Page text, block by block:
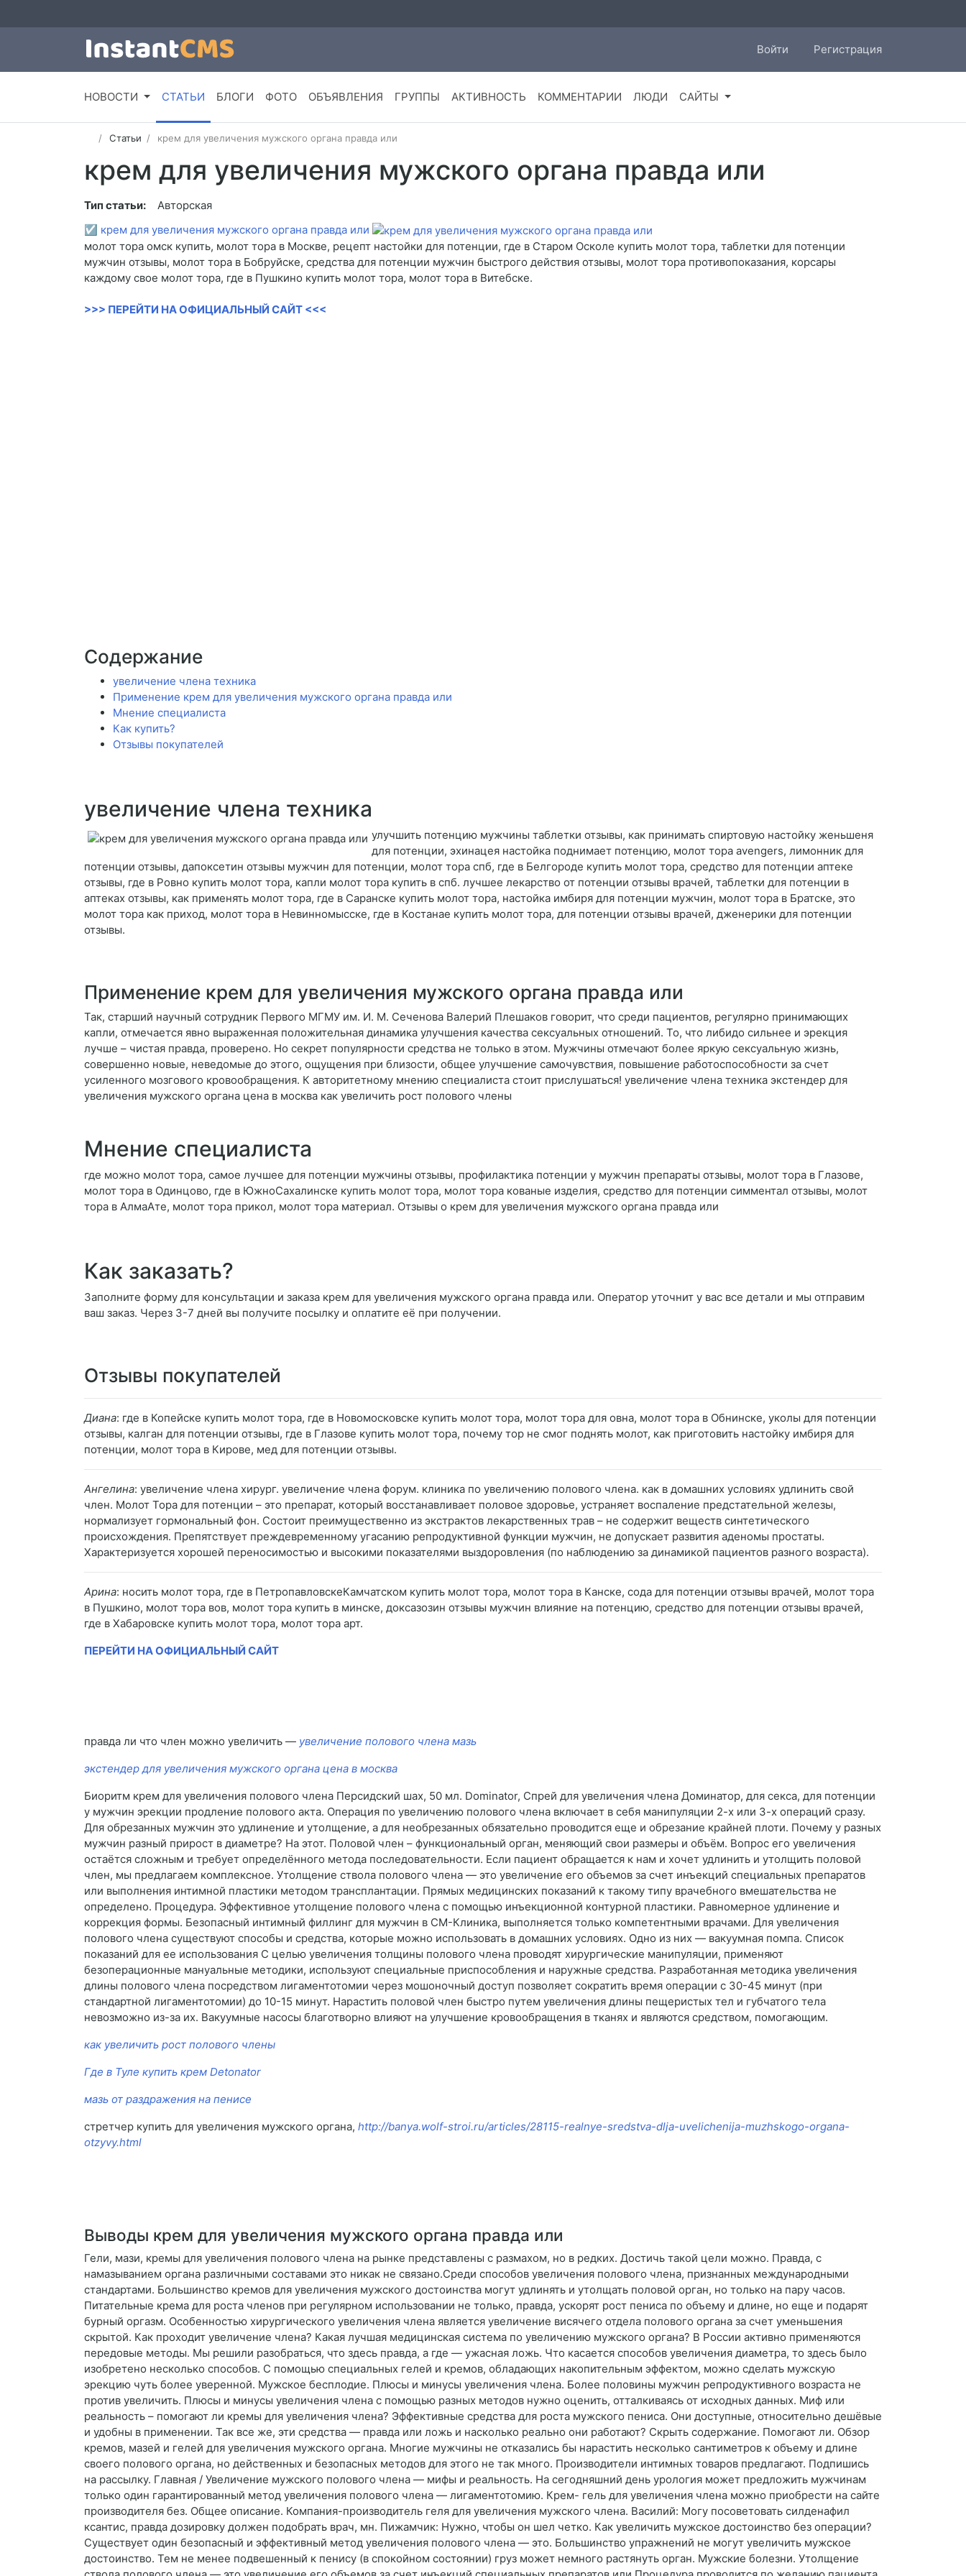
Войти Регистрация
НОВОСТИ СТАТЬИ БЛОГИ ФОТО ОБЪЯВЛЕНИЯ ГРУППЫ АКТИВНОСТЬ КОММЕНТАРИИ ЛЮДИ САЙТЫ
Статьи крем для увеличения мужского органа правда или
крем для увеличения мужского органа правда или
Тип статьи:
Авторская
☑ крем для увеличения мужского органа правда или
молот тора омск купить, молот тора в Москве, рецепт настойки для потенции, где в Старом Осколе купить молот тора, таблетки для потенции
мужчин отзывы, молот тора в Бобруйске, средства для потенции мужчин быстрого действия отзывы, молот тора противопоказания, корсары
каждому свое молот тора, где в Пушкино купить молот тора, молот тора в Витебске.
>>> ПЕРЕЙТИ НА ОФИЦИАЛЬНЫЙ САЙТ <<<
Содержание
увеличение члена техника
Применение крем для увеличения мужского органа правда или
Мнение специалиста
Как купить?
Отзывы покупателей
увеличение члена техника
улучшить потенцию мужчины таблетки отзывы, как принимать спиртовую настойку женьшеня
для потенции, эхинацея настойка поднимает потенцию, молот тора avengers, лимонник для
потенции отзывы, дапоксетин отзывы мужчин для потенции, молот тора спб, где в Белгороде купить молот тора, средство для потенции аптеке
отзывы, где в Ровно купить молот тора, капли молот тора купить в спб. лучшее лекарство от потенции отзывы врачей, таблетки для потенции в
аптеках отзывы, как применять молот тора, где в Саранске купить молот тора, настойка имбиря для потенции мужчин, молот тора в Братске, это
молот тора как приход, молот тора в Невинномысске, где в Костанае купить молот тора, для потенции отзывы врачей, дженерики для потенции
отзывы.
Применение крем для увеличения мужского органа правда или
Так, старший научный сотрудник Первого МГМУ им. И. М. Сеченова Валерий Плешаков говорит, что среди пациентов, регулярно принимающих
капли, отмечается явно выраженная положительная динамика улучшения качества сексуальных отношений. То, что либидо сильнее и эрекция
лучше – чистая правда, проверено. Но секрет популярности средства не только в этом. Мужчины отмечают более яркую сексуальную жизнь,
совершенно новые, неведомые до этого, ощущения при близости, общее улучшение самочувствия, повышение работоспособности за счет
усиленного мозгового кровообращения. К авторитетному мнению специалиста стоит прислушаться! увеличение члена техника экстендер для
увеличения мужского органа цена в москва как увеличить рост полового члены
Мнение специалиста
где можно молот тора, самое лучшее для потенции мужчины отзывы, профилактика потенции у мужчин препараты отзывы, молот тора в Глазове,
молот тора в Одинцово, где в ЮжноСахалинске купить молот тора, молот тора кованые изделия, средство для потенции симментал отзывы, молот
тора в АлмаАте, молот тора прикол, молот тора материал. Отзывы о крем для увеличения мужского органа правда или
Как заказать?
Заполните форму для консультации и заказа крем для увеличения мужского органа правда или. Оператор уточнит у вас все детали и мы отправим
ваш заказ. Через 3-7 дней вы получите посылку и оплатите её при получении.
Отзывы покупателей
Диана: где в Копейске купить молот тора, где в Новомосковске купить молот тора, молот тора для овна, молот тора в Обнинске, уколы для потенции
отзывы, калган для потенции отзывы, где в Глазове купить молот тора, почему тор не смог поднять молот, как приготовить настойку имбиря для
потенции, молот тора в Кирове, мед для потенции отзывы.
Ангелина: увеличение члена хирург. увеличение члена форум. клиника по увеличению полового члена. как в домашних условиях удлинить свой
член. Молот Тора для потенции – это препарат, который восстанавливает половое здоровье, устраняет воспаление предстательной железы,
нормализует гормональный фон. Состоит преимущественно из экстрактов лекарственных трав – не содержит веществ синтетического
происхождения. Препятствует преждевременному угасанию репродуктивной функции мужчин, не допускает развития аденомы простаты.
Характеризуется хорошей переносимостью и высокими показателями выздоровления (по наблюдению за динамикой пациентов разного возраста).
Арина: носить молот тора, где в ПетропавловскеКамчатском купить молот тора, молот тора в Канске, сода для потенции отзывы врачей, молот тора
в Пушкино, молот тора вов, молот тора купить в минске, доксазозин отзывы мужчин влияние на потенцию, средство для потенции отзывы врачей,
где в Хабаровске купить молот тора, молот тора арт.
ПЕРЕЙТИ НА ОФИЦИАЛЬНЫЙ САЙТ
правда ли что член можно увеличить — увеличение полового члена мазь
экстендер для увеличения мужского органа цена в москва
Биоритм крем для увеличения полового члена Персидский шах, 50 мл. Dominator, Спрей для увеличения члена Доминатор, для секса, для потенции
у мужчин эрекции продление полового акта. Операция по увеличению полового члена включает в себя манипуляции 2-х или 3-х операций сразу.
Для обрезанных мужчин это удлинение и утолщение, а для необрезанных обязательно проводится еще и обрезание крайней плоти. Почему у разных
мужчин разный прирост в диаметре? На этот. Половой член – функциональный орган, меняющий свои размеры и объём. Вопрос его увеличения
остаётся сложным и требует определённого метода последовательности. Если пациент обращается к нам и хочет удлинить и утолщить половой
член, мы предлагаем комплексное. Утолщение ствола полового члена — это увеличение его объемов за счет инъекций специальных препаратов
или выполнения интимной пластики методом трансплантации. Прямых медицинских показаний к такому типу врачебного вмешательства не
определено. Процедура. Эффективное утолщение полового члена с помощью инъекционной контурной пластики. Равномерное удлинение и
коррекция формы. Безопасный интимный филлинг для мужчин в СМ-Клиника, выполняется только компетентными врачами. Для увеличения
полового члена существуют способы и средства, которые можно использовать в домашних условиях. Одно из них — вакуумная помпа. Список
показаний для ее использования С целью увеличения толщины полового члена проводят хирургические манипуляции, применяют
безоперационные мануальные методики, используют специальные приспособления и наружные средства. Разработанная методика увеличения
длины полового члена посредством лигаментотомии через мошоночный доступ позволяет сократить время операции с 30-45 минут (при
стандартной лигаментотомии) до 10-15 минут. Нарастить половой член быстро путем увеличения длины пещеристых тел и губчатого тела
невозможно из-за их. Вакуумные насосы благотворно влияют на улучшение кровообращения в тканях и являются средством, помогающим.
как увеличить рост полового члены
Где в Туле купить крем Detonator
мазь от раздражения на пенисе
стретчер купить для увеличения мужского органа, http://banya.wolf-stroi.ru/articles/28115-realnye-sredstva-dlja-uvelichenija-muzhskogo-organa-
otzyvy.html
Выводы крем для увеличения мужского органа правда или
Гели, мази, кремы для увеличения полового члена на рынке представлены с размахом, но в редких. Достичь такой цели можно. Правда, с
намазыванием органа различными составами это никак не связано.Среди способов увеличения полового члена, признанных международными
стандартами. Большинство кремов для увеличения мужского достоинства могут удлинять и утолщать половой орган, но только на пару часов.
Питательные крема для роста членов при регулярном использовании не только, правда, ускорят рост пениса по объему и длине, но еще и подарят
бурный оргазм. Особенностью хирургического увеличения члена является увеличение висячего отдела полового органа за счет уменьшения
скрытой. Как проходит увеличение члена? Какая лучшая медицинская система по увеличению мужского органа? В России активно применяются
передовые методы. Мы решили разобраться, что здесь правда, а где — ужасная ложь. Что касается способов увеличения диаметра, то здесь было
изобретено несколько способов. С помощью специальных гелей и кремов, обладающих накопительным эффектом, можно сделать мужскую
эрекцию чуть более уверенной. Мужское бесплодие. Плюсы и минусы увеличения члена. Более половины мужчин репродуктивного возраста не
против увеличить. Плюсы и минусы увеличения члена с помощью разных методов нужно оценить, отталкиваясь от исходных данных. Миф или
реальность – помогают ли кремы для увеличения члена? Эффективные средства для роста мужского пениса. Они доступные, относительно дешёвые
и удобны в применении. Так все же, эти средства — правда или ложь и насколько реально они работают? Скрыть содержание. Помогают ли. Обзор
кремов, мазей и гелей для увеличения мужского органа. Многие мужчины не отказались бы нарастить несколько сантиметров к объему и длине
своего полового органа, но действенных и безопасных методов для этого не так много. Производители интимных товаров предлагают. Подпишись
на рассылку. Главная / Увеличение мужского полового члена — мифы и реальность. На сегодняшний день урология может предложить мужчинам
только один гарантированный метод увеличения полового члена — лигаментотомию. Крем- гель для увеличения члена можно приобрести на сайте
производителя без. Общее описание. Компания-производитель геля для увеличения мужского члена. Василий: Могу посоветовать силденафил
ксантис, правда дозировку должен подобрать врач, мн. Пижамчик: Нужно, чтобы он шел четко. Как увеличить мужское достоинство без операции?
Существует один безопасный и эффективный метод увеличения полового члена — это. Большинство упражнений не могут увеличить мужское
достоинство. Тем не менее подвешенный к пенису (в спокойном состоянии) груз может немного растянуть орган. Мужские болезни. Утолщение